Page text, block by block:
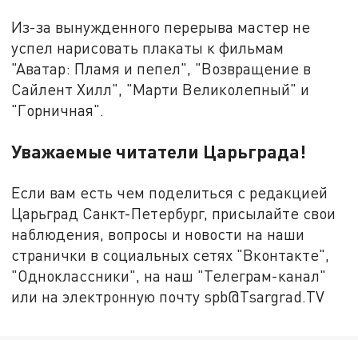
Из-за вынужденного перерыва мастер не
успел нарисовать плакаты к фильмам
"Аватар: Пламя и пепел", "Возвращение в
Сайлент Хилл", "Марти Великолепный" и
"Горничная".
Уважаемые читатели Царьграда!
Если вам есть чем поделиться с редакцией
Царьград Санкт-Петербург, присылайте свои
наблюдения, вопросы и новости на наши
странички в социальных сетях "Вконтакте",
"Одноклассники", на наш "Телеграм-канал"
или на электронную почту spb@Tsargrad.TV